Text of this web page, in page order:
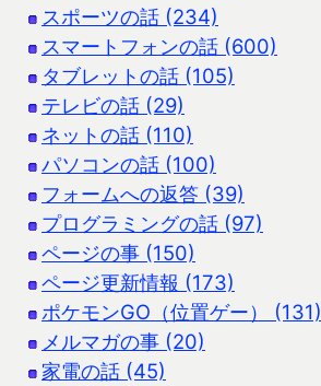
スポーツの話 (234)
スマートフォンの話 (600)
タブレットの話 (105)
テレビの話 (29)
ネットの話 (110)
パソコンの話 (100)
フォームへの返答 (39)
プログラミングの話 (97)
ページの事 (150)
ページ更新情報 (173)
ポケモンGO（位置ゲー） (131)
メルマガの事 (20)
家電の話 (45)